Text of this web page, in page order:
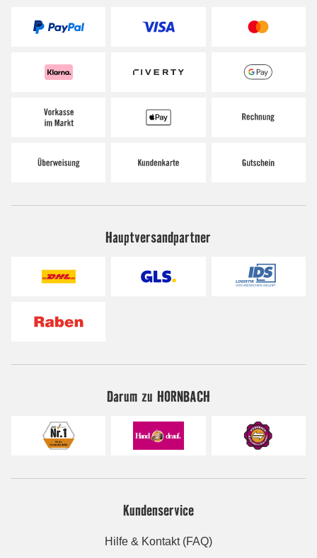
Hauptversandpartner
Darum zu HORNBACH
Kundenservice
Hilfe & Kontakt (FAQ)